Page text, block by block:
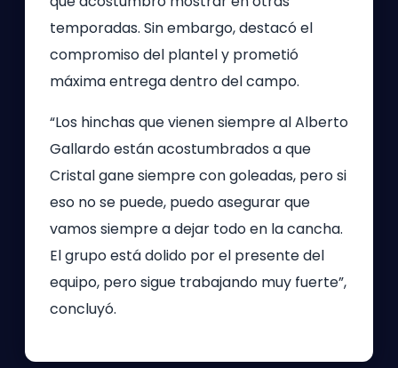
temporadas. Sin embargo, destacó el
compromiso del plantel y prometió
máxima entrega dentro del campo.
“Los hinchas que vienen siempre al Alberto
Gallardo están acostumbrados a que
Cristal gane siempre con goleadas, pero si
eso no se puede, puedo asegurar que
vamos siempre a dejar todo en la cancha.
El grupo está dolido por el presente del
equipo, pero sigue trabajando muy fuerte”,
concluyó.